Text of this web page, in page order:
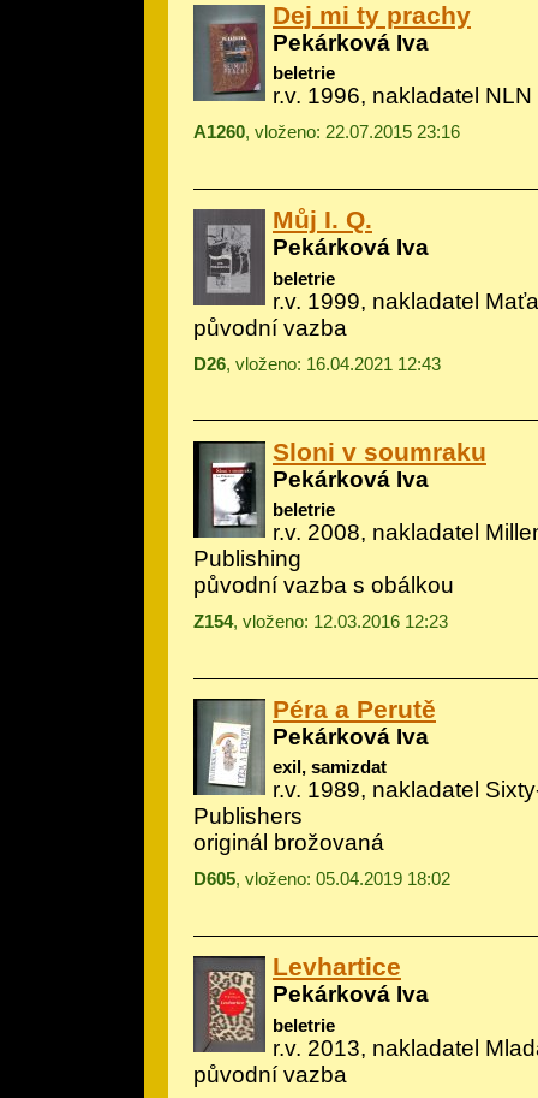
Dej mi ty prachy
Pekárková Iva
beletrie
r.v. 1996, nakladatel NLN
A1260, vloženo: 22.07.2015 23:16
Můj I. Q.
Pekárková Iva
beletrie
r.v. 1999, nakladatel Maťa
původní vazba
D26, vloženo: 16.04.2021 12:43
Sloni v soumraku
Pekárková Iva
beletrie
r.v. 2008, nakladatel
Publishing
původní vazba s obálkou
Z154, vloženo: 12.03.2016 12:23
Péra a Perutě
Pekárková Iva
exil, samizdat
r.v. 1989, nakladatel
Publishers
originál brožovaná
D605, vloženo: 05.04.2019 18:02
Levhartice
Pekárková Iva
beletrie
r.v. 2013, nakladatel
původní vazba